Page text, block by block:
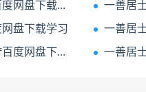
盘下载学习 一善居士
盘下载学习 一善居
盘下载学习 一善居